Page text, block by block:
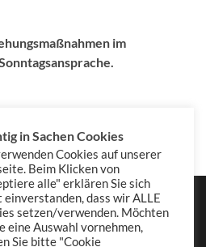
im
recommended)
in Sachen Cookies
Cookies auf unserer
Beim Klicken von
alle" erklären Sie sich
einverstanden, dass wir ALLE
setzen/verwenden. Möchten
eine Auswahl vornehmen,
Sie bitte "Cookie